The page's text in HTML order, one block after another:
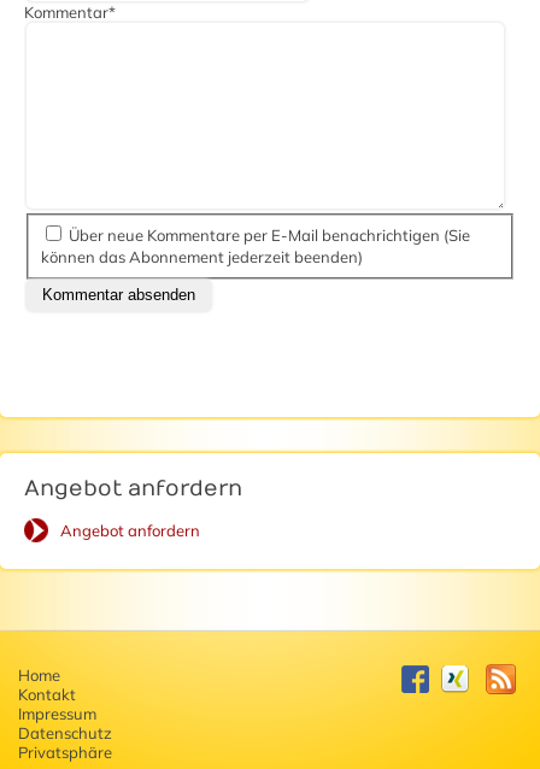
Pflichtfeld
Kommentar*
Über neue Kommentare per E-Mail benachrichtigen (Sie
können das Abonnement jederzeit beenden)
Kommentar absenden
Angebot anfordern
Angebot anfordern
Home
Kontakt
Impressum
Datenschutz
Privatsphäre